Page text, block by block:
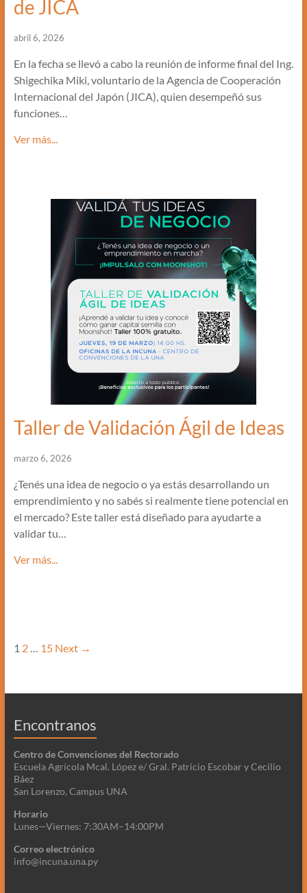
de JICA
abril 6, 2026
En la fecha se llevó a cabo la reunión de informe final del Ing.
Shigechika Miki, voluntario de la Agencia de Cooperación
Internacional del Japón (JICA), quien desempeñó sus
funciones…
Ver más...
Taller de Validación Ágil de Ideas
marzo 6, 2026
¿Tenés una idea de negocio o ya estás desarrollando un
emprendimiento y no sabés si realmente tiene potencial en
el mercado? Este taller está diseñado para ayudarte a
validar tu…
Ver más...
1 2 … 15 Next →
Encontranos
Centro de Convenciones del Rectorado
Escuela Agrícola Mcal. López e/ Gral. Patricio Escobar y Cecilio
Báez
San Lorenzo, Campus UNA
Horario
Lunes—Viernes: 7:30AM–14:00PM
Correo electrónico
info@incuna.una.py